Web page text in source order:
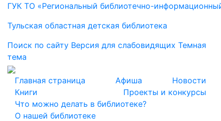
ГУК ТО «Региональный библиотечно-
Тульская областная детская библиотека
Поиск по сайту Версия для слабовидящих Темная
тема
Главная страница Афиша
Новости
Книги
Проекты и конкурсы
Что можно делать в библиотеке?
О нашей библиотеке